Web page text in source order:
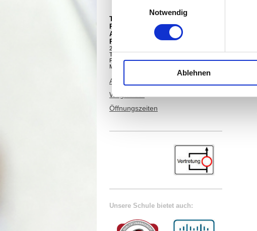
Notwendig
Ablehnen
Theodor-Litt-Schule
Regionales Berufsbildungszentrum
AöR
Parkstr. 12-18
24534 Neumünster
Tel. +49 4321 942 4910
Fax +49 4321 942 4909
Mail:
Ansprechpartner Schulbüro
Wegweiser
Öffnungszeiten
Unsere Schule bietet auch: